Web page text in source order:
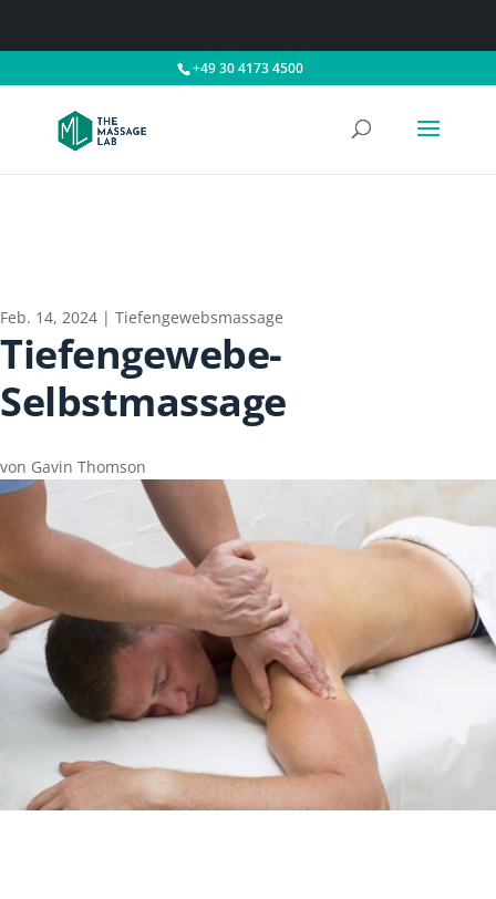
+49 30 4173 4500
Feb. 14, 2024 | Tiefengewebsmassage
Tiefengewebe-
Selbstmassage
von Gavin Thomson